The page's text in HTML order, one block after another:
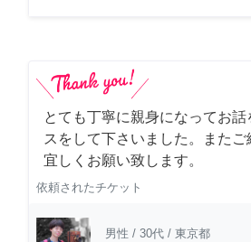
とても丁寧に親身になってお話
スをして下さいました。また
宜しくお願い致します。
依頼されたチケット
男性 / 30代 / 東京都